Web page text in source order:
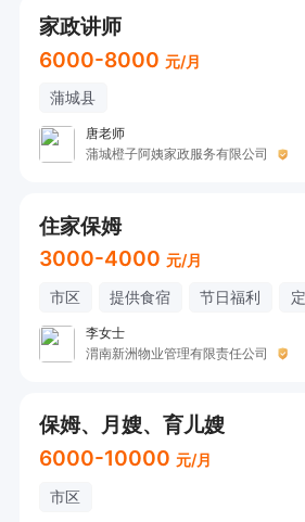
家政讲师
6000-8000 元/月
蒲城县
唐老师
蒲城橙子阿姨家政服务有限公司
住家保姆
3000-4000 元/月
市区 提供食宿 节日福利
李女士
渭南新洲物业管理有限责任公司
保姆、月嫂、育儿嫂
6000-10000 元/月
市区